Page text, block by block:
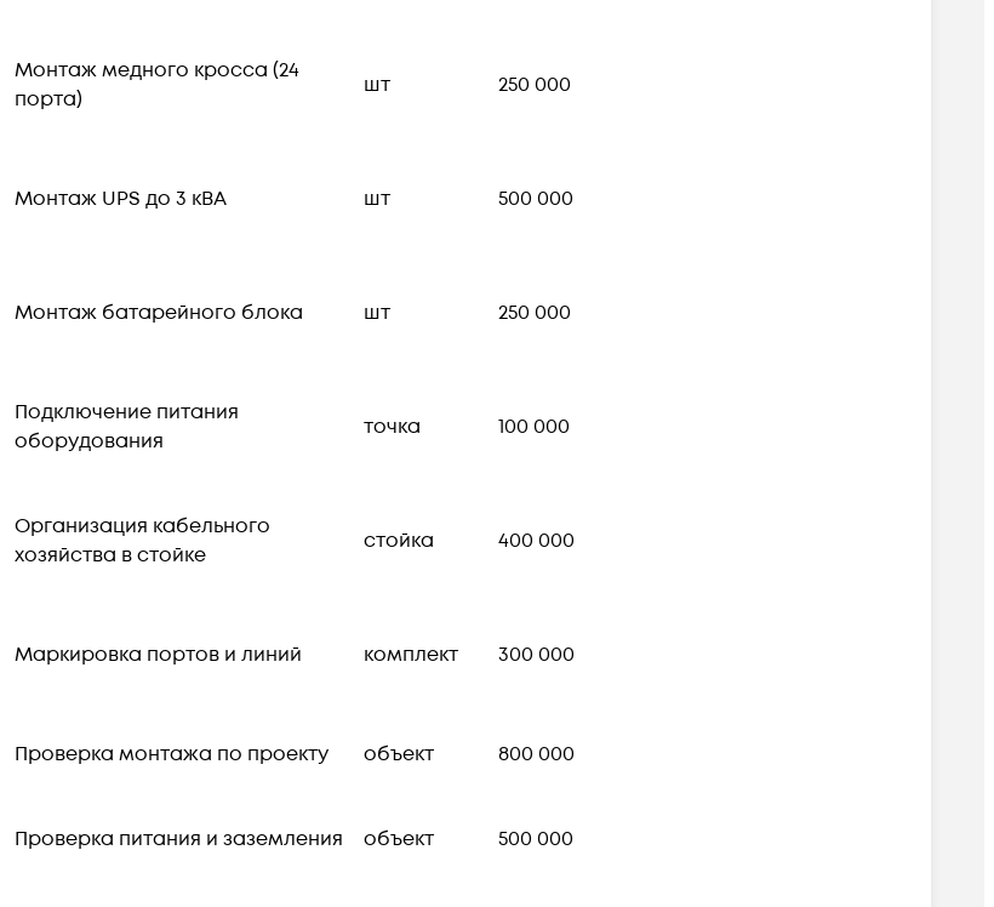
Монтаж медного кросса (24
порта)
шт 250 000
Монтаж UPS до 3 кВА шт 500 000
Монтаж батарейного блока шт 250 000
Подключение питания
оборудования
точка 100 000
Организация кабельного
хозяйства в стойке
стойка 400 000
Маркировка портов и линий комплект 300 000
Проверка монтажа по проекту объект 800 000
Проверка питания и заземления объект 500 000